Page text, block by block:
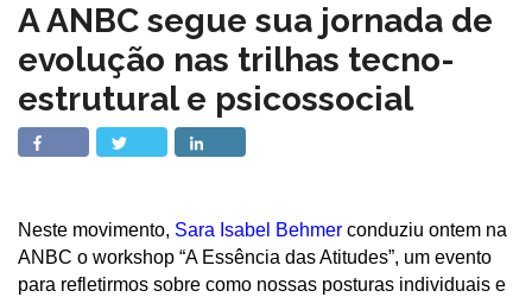
A ANBC segue sua jornada de
evolução nas trilhas tecno-
estrutural e psicossocial
Neste movimento, Sara Isabel Behmer conduziu ontem na
ANBC o workshop “A Essência das Atitudes”, um evento
para refletirmos sobre como nossas posturas individuais e